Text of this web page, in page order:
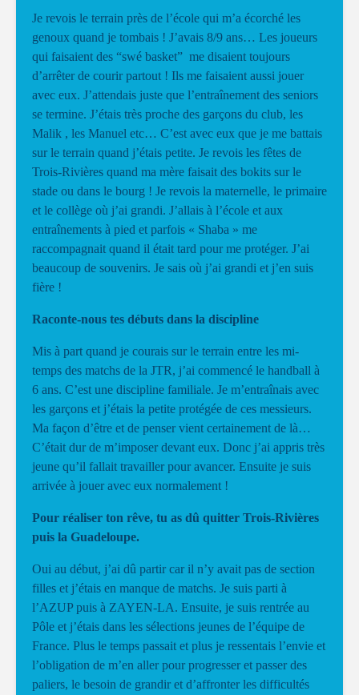
Je revois le terrain près de l’école qui m’a écorché les
genoux quand je tombais ! J’avais 8/9 ans… Les joueurs
qui faisaient des “swé basket” me disaient toujours
d’arrêter de courir partout ! Ils me faisaient aussi jouer
avec eux. J’attendais juste que l’entraînement des seniors
se termine. J’étais très proche des garçons du club, les
Malik , les Manuel etc… C’est avec eux que je me battais
sur le terrain quand j’étais petite. Je revois les fêtes de
Trois-Rivières quand ma mère faisait des bokits sur le
stade ou dans le bourg ! Je revois la maternelle, le primaire
et le collège où j’ai grandi. J’allais à l’école et aux
entraînements à pied et parfois « Shaba » me
raccompagnait quand il était tard pour me protéger. J’ai
beaucoup de souvenirs. Je sais où j’ai grandi et j’en suis
fière !
Raconte-nous tes débuts dans la discipline
Mis à part quand je courais sur le terrain entre les mi-
temps des matchs de la JTR, j’ai commencé le handball à
6 ans. C’est une discipline familiale. Je m’entraînais avec
les garçons et j’étais la petite protégée de ces messieurs.
Ma façon d’être et de penser vient certainement de là…
C’était dur de m’imposer devant eux. Donc j’ai appris très
jeune qu’il fallait travailler pour avancer. Ensuite je suis
arrivée à jouer avec eux normalement !
Pour réaliser ton rêve, tu as dû quitter Trois-Rivières
puis la Guadeloupe.
Oui au début, j’ai dû partir car il n’y avait pas de section
filles et j’étais en manque de matchs. Je suis parti à
l’AZUP puis à ZAYEN-LA. Ensuite, je suis rentrée au
Pôle et j’étais dans les sélections jeunes de l’équipe de
France. Plus le temps passait et plus je ressentais l’envie et
l’obligation de m’en aller pour progresser et passer des
paliers, le besoin de grandir et d’affronter les difficultés